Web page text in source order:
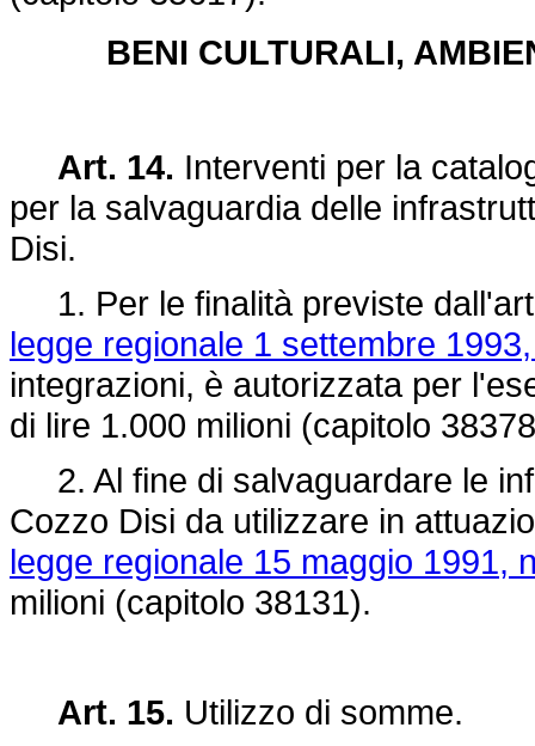
BENI CULTURALI,
Art. 14. Interventi per la
per la salvaguardia delle
Disi.
1. Per le finalità previste
legge regionale 1 settembre
integrazioni, è autorizzata per
di lire 1.000 milioni (capitolo
2. Al fine di salvaguardare le
Cozzo Disi da utilizzare in
legge regionale 15 maggio 1991,
milioni (capitolo 38131).
Art. 15. Utilizzo di somme.